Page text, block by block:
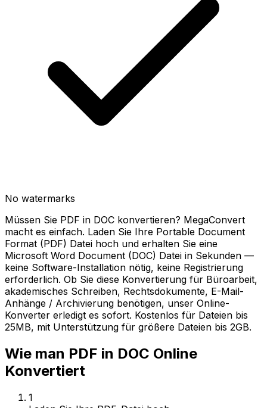
No watermarks
Müssen Sie PDF in DOC konvertieren? MegaConvert
macht es einfach. Laden Sie Ihre Portable Document
Format (PDF) Datei hoch und erhalten Sie eine
Microsoft Word Document (DOC) Datei in Sekunden —
keine Software-Installation nötig, keine Registrierung
erforderlich. Ob Sie diese Konvertierung für Büroarbeit,
akademisches Schreiben, Rechtsdokumente, E-Mail-
Anhänge / Archivierung benötigen, unser Online-
Konverter erledigt es sofort. Kostenlos für Dateien bis
25MB, mit Unterstützung für größere Dateien bis 2GB.
Wie man PDF in DOC Online
Konvertiert
1